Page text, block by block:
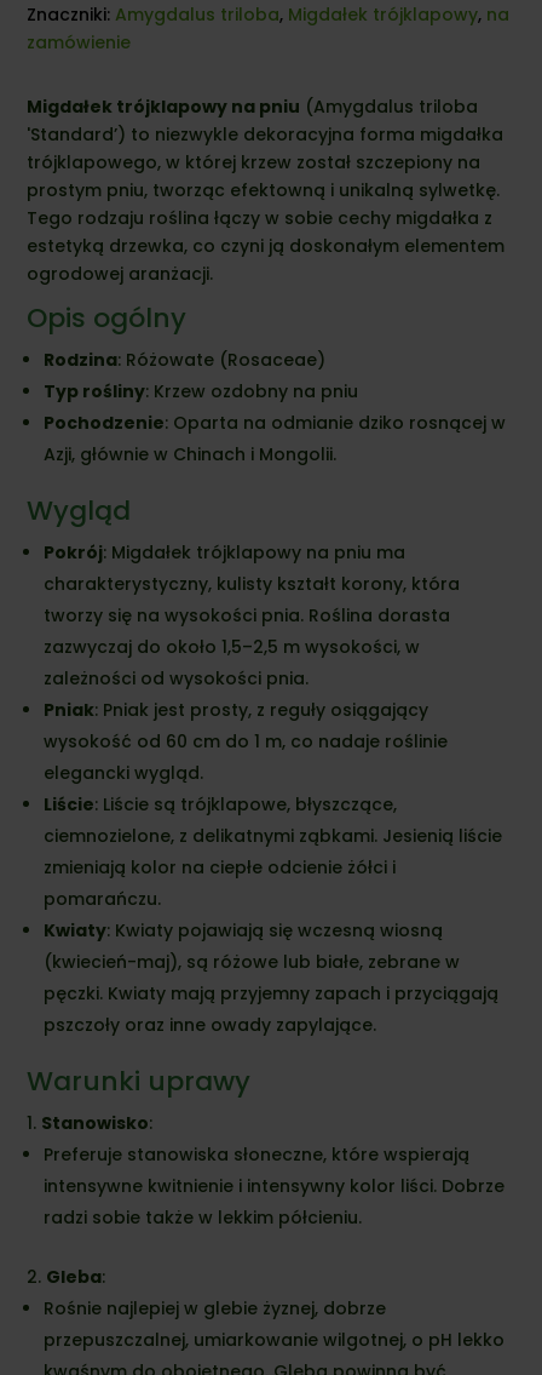
Znaczniki: Amygdalus triloba, Migdałek trójklapowy, na
zamówienie
Migdałek trójklapowy na pniu (Amygdalus triloba
'Standard’) to niezwykle dekoracyjna forma migdałka
trójklapowego, w której krzew został szczepiony na
prostym pniu, tworząc efektowną i unikalną sylwetkę.
Tego rodzaju roślina łączy w sobie cechy migdałka z
estetyką drzewka, co czyni ją doskonałym elementem
ogrodowej aranżacji.
Opis ogólny
Rodzina: Różowate (Rosaceae)
Typ rośliny: Krzew ozdobny na pniu
Pochodzenie: Oparta na odmianie dziko rosnącej w
Azji, głównie w Chinach i Mongolii.
Wygląd
Pokrój: Migdałek trójklapowy na pniu ma
charakterystyczny, kulisty kształt korony, która
tworzy się na wysokości pnia. Roślina dorasta
zazwyczaj do około 1,5–2,5 m wysokości, w
zależności od wysokości pnia.
Pniak: Pniak jest prosty, z reguły osiągający
wysokość od 60 cm do 1 m, co nadaje roślinie
elegancki wygląd.
Liście: Liście są trójklapowe, błyszczące,
ciemnozielone, z delikatnymi ząbkami. Jesienią liście
zmieniają kolor na ciepłe odcienie żółci i
pomarańczu.
Kwiaty: Kwiaty pojawiają się wczesną wiosną
(kwiecień-maj), są różowe lub białe, zebrane w
pęczki. Kwiaty mają przyjemny zapach i przyciągają
pszczoły oraz inne owady zapylające.
Warunki uprawy
Stanowisko:
Preferuje stanowiska słoneczne, które wspierają
intensywne kwitnienie i intensywny kolor liści. Dobrze
radzi sobie także w lekkim półcieniu.
Gleba:
Rośnie najlepiej w glebie żyznej, dobrze
przepuszczalnej, umiarkowanie wilgotnej, o pH lekko